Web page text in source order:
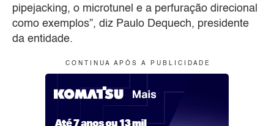
pipejacking, o microtunel e a perfuração direcional
como exemplos”, diz Paulo Dequech, presidente
da entidade.
C O N T I N U A A P Ó S A P U B L I C I D A D E